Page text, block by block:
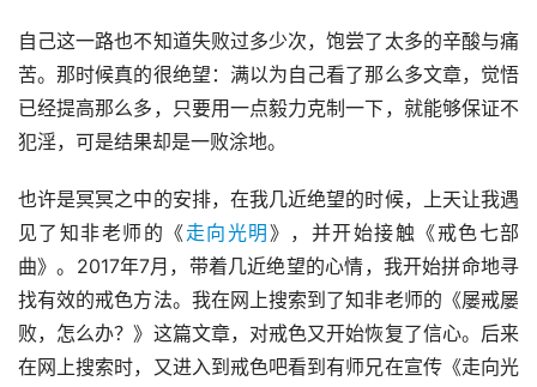
自己这一路也不知道失败过多少次，饱尝了太多的辛酸与痛
苦。那时候真的很绝望：满以为自己看了那么多文章，觉悟
已经提高那么多，只要用一点毅力克制一下，就能够保证不
犯淫，可是结果却是一败涂地。
也许是冥冥之中的安排，在我几近绝望的时候，上天让我遇
见了知非老师的《走向光明 》，并开始接触《戒色七部
曲》。2017年7月，带着几近绝望的心情，我开始拼命地寻
找有效的戒色方法。我在网上搜索到了知非老师的《屡戒屡
败，怎么办？》这篇文章，对戒色又开始恢复了信心。后来
在网上搜索时，又进入到戒色吧看到有师兄在宣传《走向光